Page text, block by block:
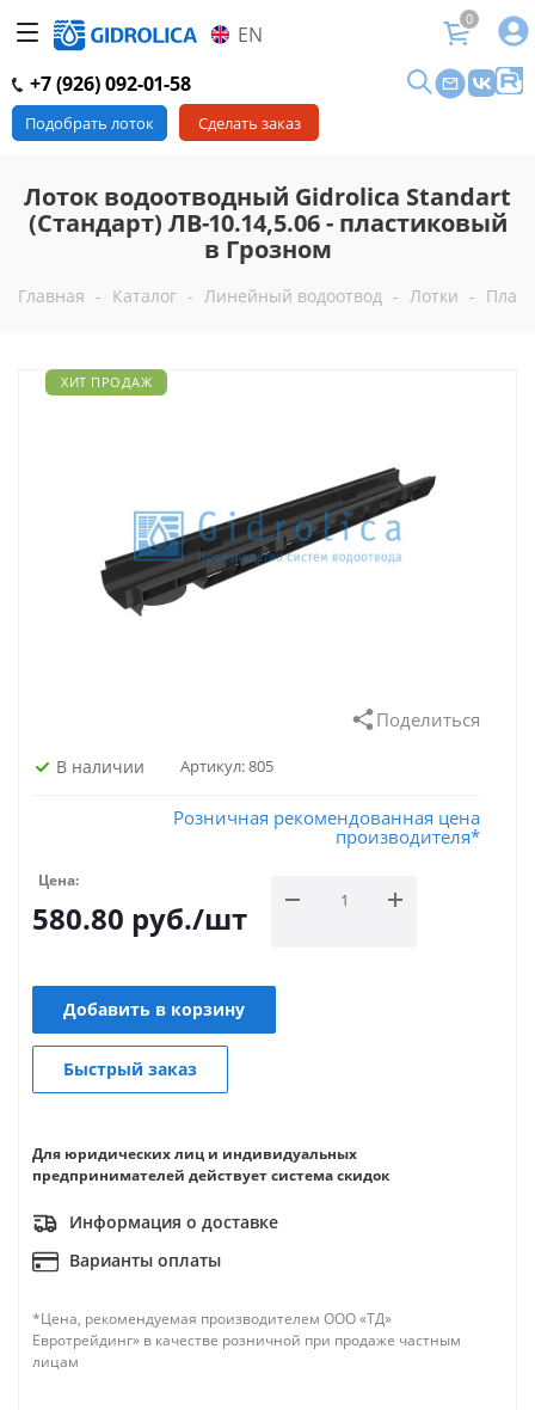
EN
0
+7 (926) 092-01-58
Подобрать лоток Сделать заказ
Лоток водоотводный Gidrolica Standart
(Стандарт) ЛВ-10.14,5.06 - пластиковый
в Грозном
Главная - Каталог - Линейный водоотвод - Лотки -
ХИТ ПРОДАЖ
Поделиться
В наличии Артикул:805
Розничная рекомендованная цена
производителя*
Цена:
580.80 руб./шт
Добавить в корзину
Быстрый заказ
Для юридических лиц и индивидуальных
предпринимателей действует система скидок
Информация о доставке
Варианты оплаты
*Цена, рекомендуемая производителем ООО «ТД»
Евротрейдинг» в качестве розничной при продаже частным
лицам